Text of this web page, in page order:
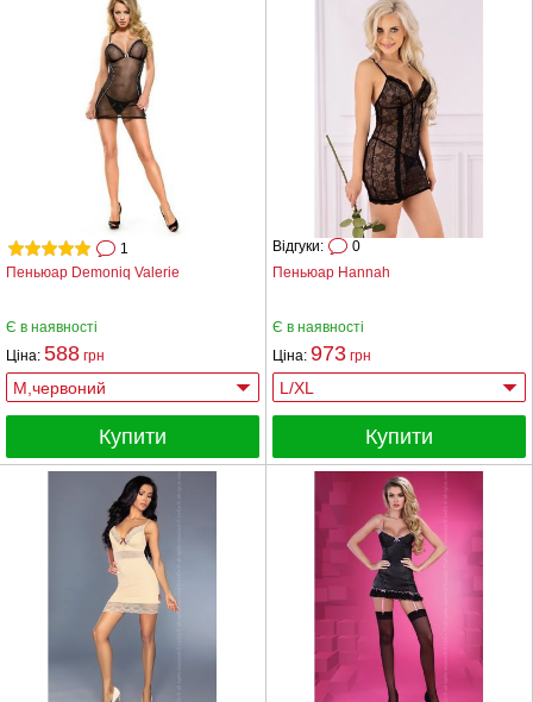
Пеньюар Demoniq Valerie
1
Є в наявності
Ціна: 588 грн
Купити
Пеньюар Hannah
Відгуки: 0
Є в наявності
Ціна: 973 грн
Купити